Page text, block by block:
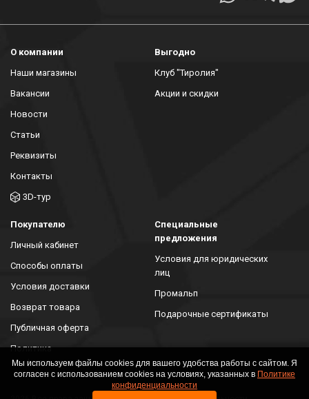
О компании
Наши магазины
Вакансии
Новости
Статьи
Реквизиты
Контакты
3D-тур
Выгодно
Клуб "Тиролия"
Акции и скидки
Покупателю
Личный кабинет
Способы оплаты
Условия доставки
Возврат товара
Публичная оферта
Политика
конфиденциальности
Специальные
предложения
Условия для юридических
лиц
Промальп
Подарочные сертификаты
Мы используем файлы cookies для вашего удобства работы с сайтом. Я
согласен с использованием cookies на условиях, указанных в Политике
конфиденциальности